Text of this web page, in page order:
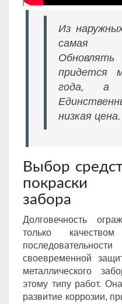
Из
самая
придется
года,
низкая цена.
Выбор
покраски
забора
Долговечность
только
своевременной
металлического
этому типу работ.
развитие коррозии,